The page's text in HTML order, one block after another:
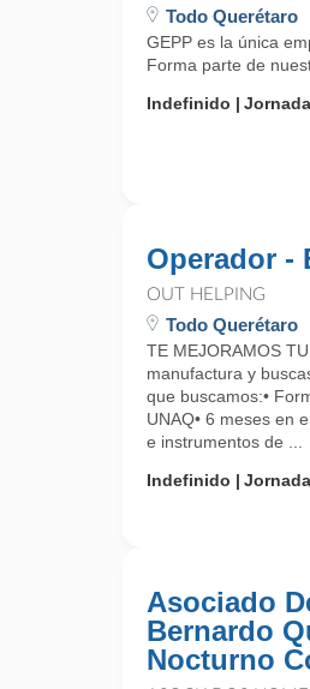
Todo Querétaro
GEPP es la única
Forma parte de
Indefinido
Operador -
OUT HELPING
Todo Querétaro
TE MEJORAMOS
manufactura y
que buscamos:•
UNAQ• 6 meses en
e instrumentos de ...
Indefinido
Asociado
Bernardo
Nocturno